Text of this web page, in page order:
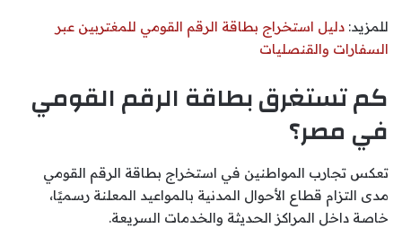
للمزيد: دليل استخراج بطاقة الرقم القومي للمغتربين عبر
السفارات والقنصليات
كم تستغرق بطاقة الرقم القومي
في مصر؟
تعكس تجارب المواطنين في استخراج بطاقة الرقم القومي
مدى التزام قطاع الأحوال المدنية بالمواعيد المعلنة رسميًا،
خاصة داخل المراكز الحديثة والخدمات السريعة.